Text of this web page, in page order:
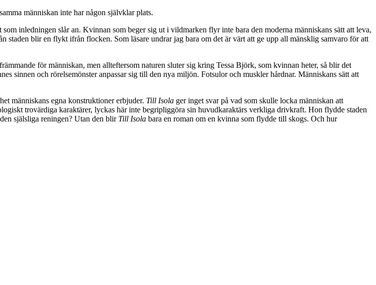
människan inte har någon självklar plats.
inledningen slår an. Kvinnan som beger sig ut i vildmarken flyr inte bara den moderna människans sätt att leva,
staden blir en flykt ifrån flocken. Som läsare undrar jag bara om det är värt att ge upp all mänsklig samvaro för att
för människan, men allteftersom naturen sluter sig kring Tessa Björk, som kvinnan heter, så blir det
sinnen och rörelsemönster anpassar sig till den nya miljön. Fotsulor och muskler hårdnar. Människans sätt att
människans egna konstruktioner erbjuder. Till Isola ger inget svar på vad som skulle locka människan att
trovärdiga karaktärer, lyckas här inte begripliggöra sin huvudkaraktärs verkliga drivkraft. Hon flydde staden
själsliga reningen? Utan den blir Till Isola bara en roman om en kvinna som flydde till skogs. Och hur